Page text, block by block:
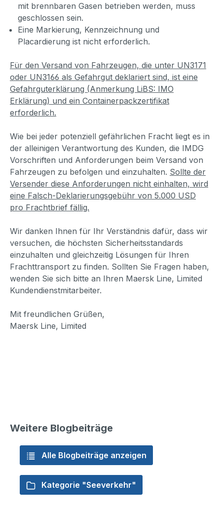
mit brennbaren Gasen betrieben werden, muss
geschlossen sein.
Eine Markierung, Kennzeichnung und
Placardierung ist nicht erforderlich.
Für den Versand von Fahrzeugen, die unter UN3171
oder UN3166 als Gefahrgut deklariert sind, ist eine
Gefahrguterklärung (Anmerkung LiBS: IMO
Erklärung) und ein Containerpackzertifikat
erforderlich.
Wie bei jeder potenziell gefährlichen Fracht liegt es in
der alleinigen Verantwortung des Kunden, die IMDG
Vorschriften und Anforderungen beim Versand von
Fahrzeugen zu befolgen und einzuhalten. Sollte der
Versender diese Anforderungen nicht einhalten, wird
eine Falsch-Deklarierungsgebühr von 5.000 USD
pro Frachtbrief fällig.
Wir danken Ihnen für Ihr Verständnis dafür, dass wir
versuchen, die höchsten Sicherheitsstandards
einzuhalten und gleichzeitig Lösungen für Ihren
Frachttransport zu finden. Sollten Sie Fragen haben,
wenden Sie sich bitte an Ihren Maersk Line, Limited
Kundendienstmitarbeiter.
Mit freundlichen Grüßen,
Maersk Line, Limited
Weitere Blogbeiträge
Alle Blogbeiträge anzeigen
Kategorie "Seeverkehr"